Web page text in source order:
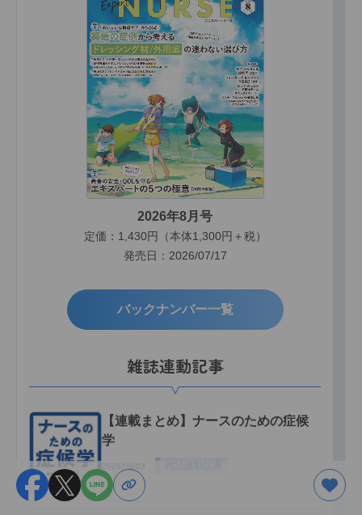
2026年8月号
定価：1,430円（本体1,300円＋税）
発売日：2026/07/17
バックナンバー一覧
雑誌連動記事
【連載まとめ】ナースのための症候
学